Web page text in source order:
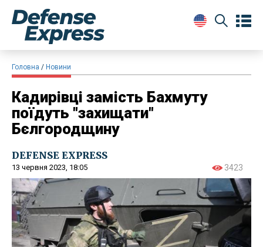
Головна Новини
Кадирівці замість Бахмуту
поїдуть "захищати"
Бєлгородщину
DEFENSE EXPRESS
13 червня 2023, 18:05 3423